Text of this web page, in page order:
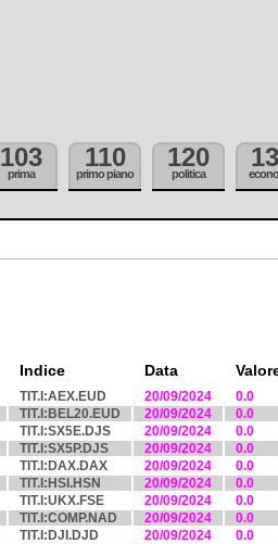
103
prima
110
primo piano
120
politica
Indice Data
TIT.I:AEX.EUD 20/09/2024 0.0
TIT.I:BEL20.EUD 20/09/2024 0.0
TIT.I:SX5E.DJS 20/09/2024 0.0
TIT.I:SX5P.DJS 20/09/2024 0.0
TIT.I:DAX.DAX 20/09/2024 0.0
TIT.I:HSI.HSN 20/09/2024 0.0
TIT.I:UKX.FSE 20/09/2024 0.0
TIT.I:COMP.NAD 20/09/2024 0.0
TIT.I:DJI.DJD 20/09/2024 0.0